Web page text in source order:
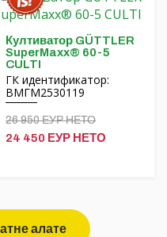
Култиватор GÜTTLER
SuperMaxx® 60-5
CULTI
ГК идентификатор:
ВМГМ2530119
26 950 ЕУР НЕТО
24 450 ЕУР НЕТО
алате